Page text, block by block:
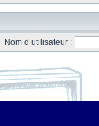
Nom d’utilisateur :